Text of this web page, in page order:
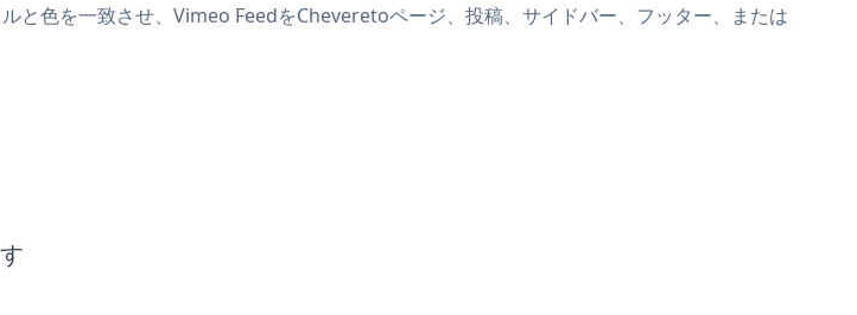
と色を一致させ、Vimeo FeedをCheveretoページ、投稿、サイドバー、フッター、または